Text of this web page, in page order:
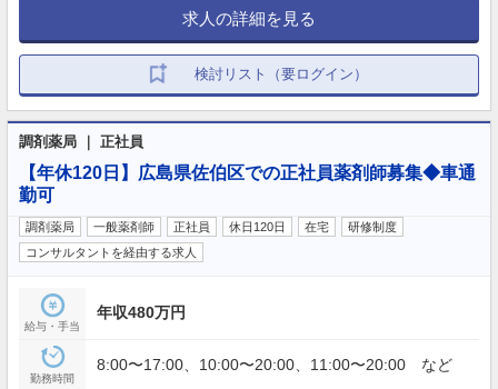
求人の詳細を見る
検討リスト（要ログイン）
調剤薬局 ｜ 正社員
【年休120日】広島県佐伯区での正社員薬剤師募集◆車通
勤可
調剤薬局 一般薬剤師 正社員 休日120日 在宅
研修制度
コンサルタントを経由する求人
給与・手当
年収480万円
勤務時間
8:00〜17:00、10:00〜20:00、11:00〜20:00 など